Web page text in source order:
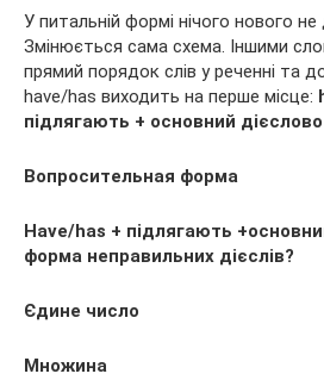
У питальній формі нічого нового
Змінюється сама схема. Іншими
прямий порядок слів у реченні та
have/has виходить на перше місце:
підлягають + основний
Вопросительная форма
Have/has + підлягають
форма неправильних дієслів?
Єдине число
Множина